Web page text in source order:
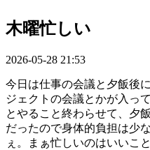
木曜忙しい
2026-05-28 21:53
今日は仕事の会議と夕飯後
ジェクトの会議とかが入っ
とやること終わらせて、夕
だったので身体的負担は少
ぇ。まぁ忙しいのはいいこ